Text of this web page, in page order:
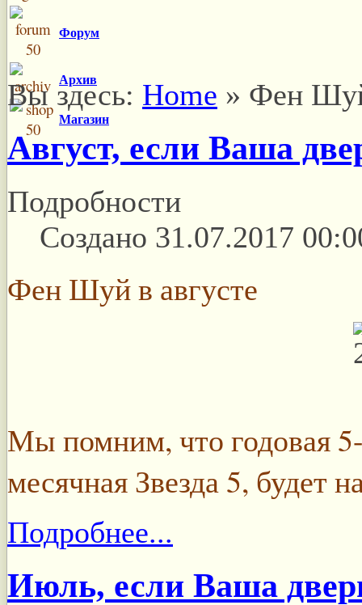
Форум
Архив
Магазин
Вы здесь: Home » Фен
Август, если Ваша
Подробности
Создано 31.07.2017
Фен Шуй в августе
Мы помним, что годовая
месячная Звезда 5, будет
Подробнее...
Июль, если Ваша